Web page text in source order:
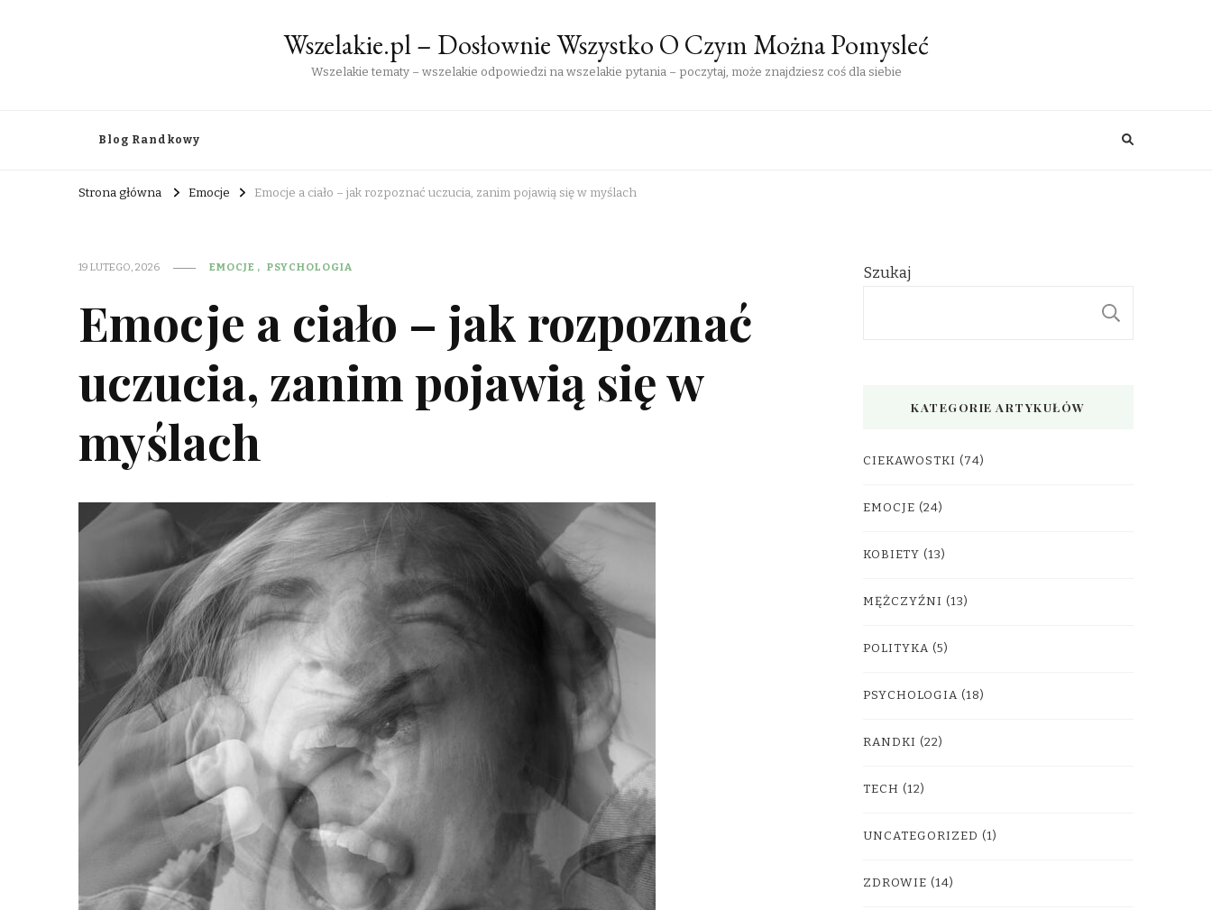
Wszelakie.pl – Dosłownie Wszystko O Czym Można Pomysleć
Wszelakie tematy – wszelakie odpowiedzi na wszelakie pytania – poczytaj, może znajdziesz coś dla siebie
Blog Randkowy
Strona główna Emocje Emocje a ciało – jak rozpoznać uczucia, zanim pojawią się w myślach
19 LUTEGO, 2026 EMOCJE PSYCHOLOGIA
Emocje a ciało – jak rozpoznać
uczucia, zanim pojawią się w
myślach
Szukaj
KATEGORIE ARTYKUŁÓW
CIEKAWOSTKI (74)
EMOCJE (24)
KOBIETY (13)
MĘŻCZYŹNI (13)
POLITYKA (5)
PSYCHOLOGIA (18)
RANDKI (22)
TECH (12)
UNCATEGORIZED (1)
ZDROWIE (14)